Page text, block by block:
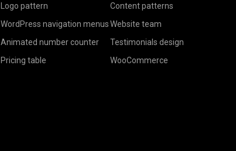
Logo pattern
WordPress navigation menus
Animated number counter
Pricing table
Content patterns
Website team
Testimonials design
WooCommerce